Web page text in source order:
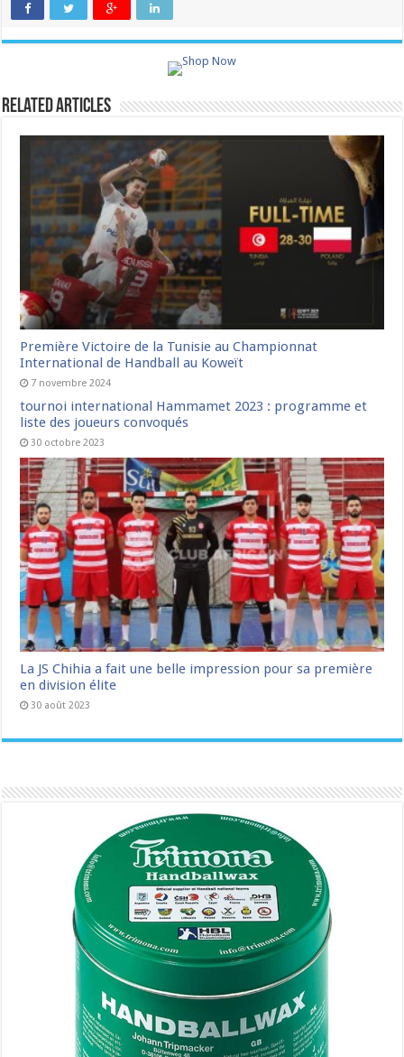
Related Articles
Première Victoire de la Tunisie au Championnat
International de Handball au Koweït
7 novembre 2024
tournoi international Hammamet 2023 : programme et
liste des joueurs convoqués
30 octobre 2023
La JS Chihia a fait une belle impression pour sa première
en division élite
30 août 2023